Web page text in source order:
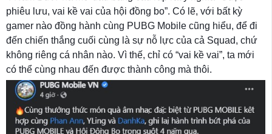
phiêu lưu, vai kề vai của hội đồng bo”. Có lẽ, với bất kỳ
gamer nào đồng hành cùng PUBG Mobile cũng hiểu, để đi
đến chiến thắng cuối cùng là sự nỗ lực của cả Squad, chứ
không riêng cá nhân nào. Vì thế, chỉ có “vai kề vai”, ta mới
có thể cùng nhau đến được thành công mà thôi.